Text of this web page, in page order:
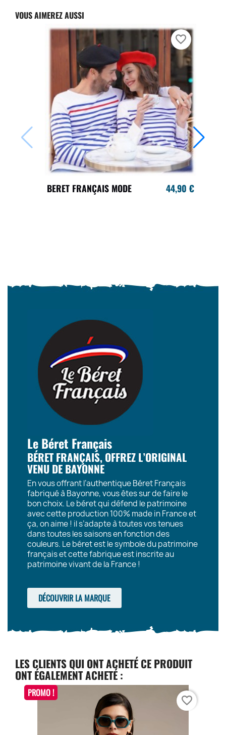
VOUS AIMEREZ AUSSI
BERET FRANÇAIS MODE 44,90 €
favorite_border
Le Béret Français
BÉRET FRANÇAIS, OFFREZ L’ORIGINAL
VENU DE BAYONNE
En vous offrant l’authentique Béret Français
fabriqué à Bayonne, vous êtes sur de faire le
bon choix. Le béret qui défend le patrimoine
avec cette production 100% made in France et
ça, on aime ! il s’adapte à toutes vos tenues
dans toutes les saisons en fonction des
couleurs. Le béret est le symbole du patrimoine
français et cette fabrique est inscrite au
patrimoine vivant de la France !
DÉCOUVRIR LA MARQUE
LES CLIENTS QUI ONT ACHETÉ CE PRODUIT
ONT ÉGALEMENT ACHETÉ :
PROMO !
favorite_border